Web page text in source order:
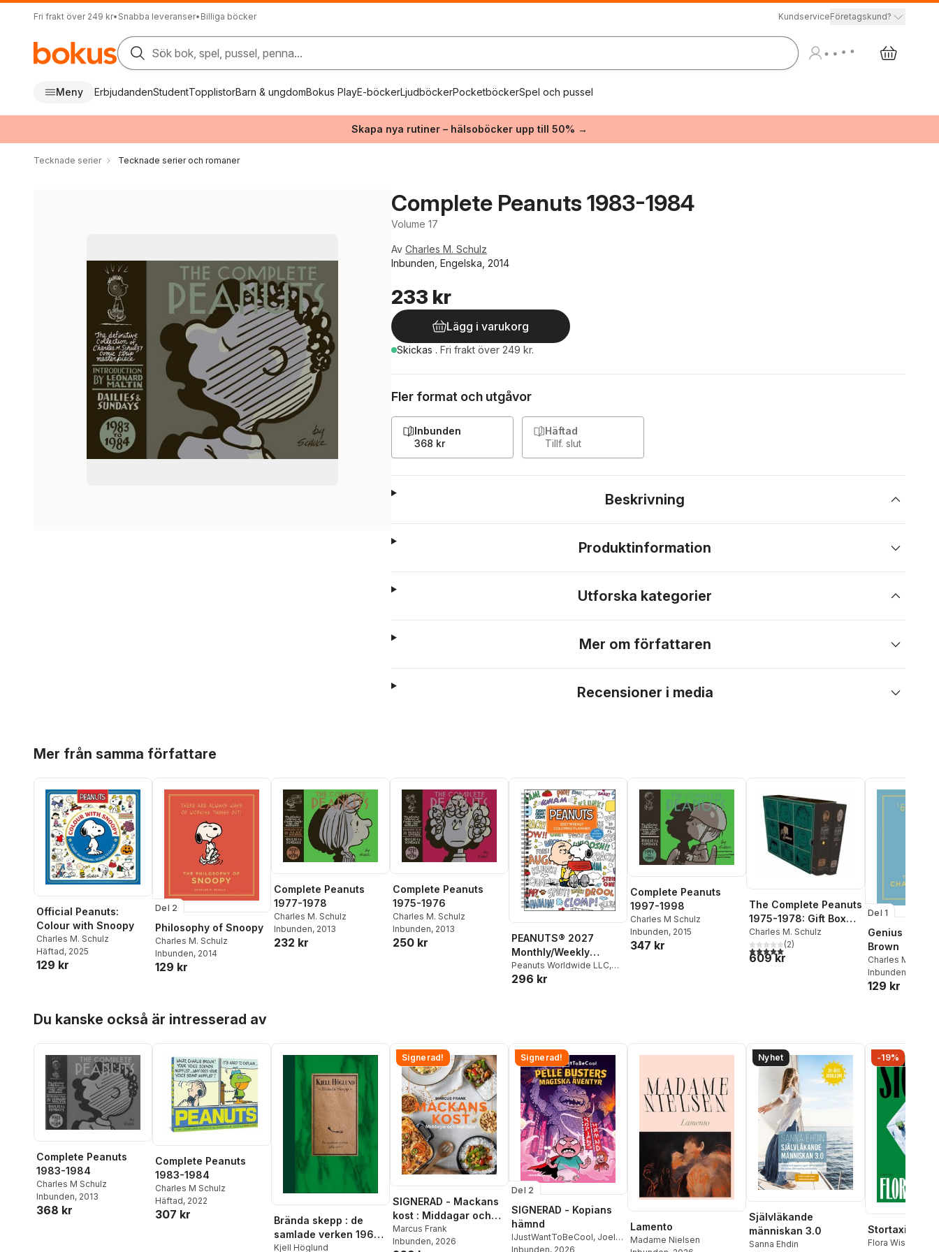
Fri frakt över 249 kr• Snabba leveranser• Billiga böcker KundserviceFöretagskund?
Sök bok, spel, pussel, penna...
Meny ErbjudandenStudentTopplistorBarn & ungdomBokus PlayE-böckerLjudböckerPocketböckerSpel och pussel
Skapa nya rutiner – hälsoböcker upp till 50% →
Tecknade serier Tecknade serier och romaner
Complete Peanuts 1983-1984
Volume 17
Av Charles M. Schulz
Inbunden, Engelska, 2014
233 kr
Lägg i varukorg
Skickas . Fri frakt över 249 kr.
Fler format och utgåvor
Inbunden
368 kr
Häftad
Tillf. slut
Beskrivning
Produktinformation
Utforska kategorier
Mer om författaren
Recensioner i media
Mer från samma författare
Official Peanuts:
Colour with Snoopy
Charles M. Schulz
Häftad, 2025
129 kr
Del 2
Philosophy of Snoopy
Charles M. Schulz
Inbunden, 2014
129 kr
Complete Peanuts
1977-1978
Charles M. Schulz
Inbunden, 2013
232 kr
Complete Peanuts
1975-1976
Charles M. Schulz
Inbunden, 2013
250 kr
PEANUTS® 2027
Monthly/Weekly
Coloring Calendar
with Stickers to Color
Peanuts Worldwide LLC,
Charles M. Schulz
296 kr
Complete Peanuts
1997-1998
Charles M Schulz
Inbunden, 2015
347 kr
The Complete Peanuts
1975-1978: Gift Box
Set - Hardcover
Charles M. Schulz
5,0utav 5 stjärnor. Totalt antal röster:
(2)
609 kr
Del 1
Genius of
Brown
Charles M.
Inbunden
129 kr
Du kanske också är intresserad av
Complete Peanuts
1983-1984
Charles M Schulz
Inbunden, 2013
368 kr
Complete Peanuts
1983-1984
Charles M Schulz
Häftad, 2022
307 kr
Brända skepp : de
samlade verken 1965-
2007
Kjell Höglund
Signerad!
SIGNERAD - Mackans
kost : Middagar och
matlådor
Marcus Frank
Inbunden, 2026
Signerad!
Del 2
SIGNERAD - Kopians
hämnd
IJustWantToBeCool, Joel
Adolphson,Emil Ejdemo
Inbunden, 2026
Lamento
Madame Nielsen
Nyhet
Självläkande
människan 3.0
Sanna Ehdin
-19%
Stortaxi
Flora Wiström